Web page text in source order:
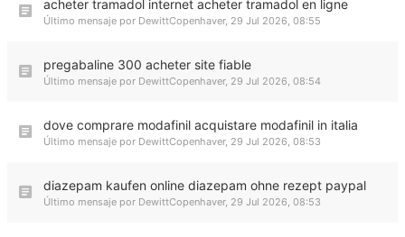
acheter tramadol internet acheter tramadol en ligne
Último mensaje por DewittCopenhaver, 29 Jul 2026, 08:55
pregabaline 300 acheter site fiable
Último mensaje por DewittCopenhaver, 29 Jul 2026, 08:54
dove comprare modafinil acquistare modafinil in italia
Último mensaje por DewittCopenhaver, 29 Jul 2026, 08:53
diazepam kaufen online diazepam ohne rezept paypal
Último mensaje por DewittCopenhaver, 29 Jul 2026, 08:53